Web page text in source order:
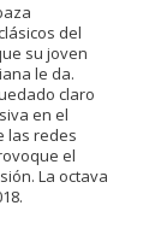
del
su joven
le da.
claro
en el
las redes
el
La octava